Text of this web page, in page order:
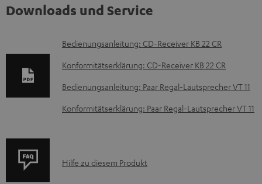
Downloads und Service
D
o
u
m
t
Bedienungsanleitung: CD-Receiver KB 22 CR
Konformitätserklärung: CD-Receiver KB 22 CR
Bedienungsanleitung: Paar Regal-Lautsprecher VT 11
Konformitätserklärung: Paar Regal-Lautsprecher VT 11
P
Hilfe zu diesem Produkt